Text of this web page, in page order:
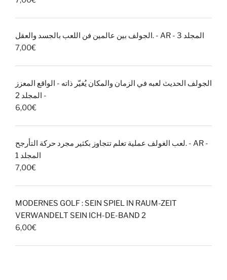
الجولف بين عالمين فن اللعب بالجسد والعقل. - AR - المجلد 3
7,00€
الجولف الحديث لعبه في الزمان والمكان يُغيّر ذاته - الواقع المعزز
- المجلد 2
6,00€
لعب الغولف عملية تعلم تتجاوز بكثير مجرد حركة التأرجح. - AR -
المجلد 1
7,00€
MODERNES GOLF : SEIN SPIEL IN RAUM-ZEIT
VERWANDELT SEIN ICH-DE-BAND 2
6,00€